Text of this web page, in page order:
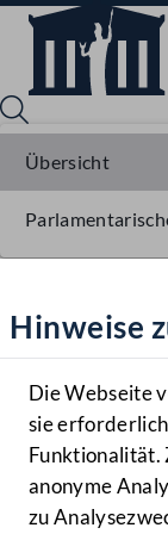
Hilfe
Benutzer
MENÜ
Hinweise
Die Webseite
sie
Funktionalität.
anonyme
zu
Übersicht